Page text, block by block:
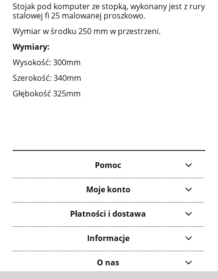
Stojak pod komputer ze stopką, wykonany jest z rury
stalowej fi 25 malowanej proszkowo.
Wymiar w środku 250 mm w przestrzeni.
Wymiary:
Wysokość: 300mm
Szerokość: 340mm
Głębokość 325mm
Pomoc
Moje konto
Płatności i dostawa
Informacje
O nas